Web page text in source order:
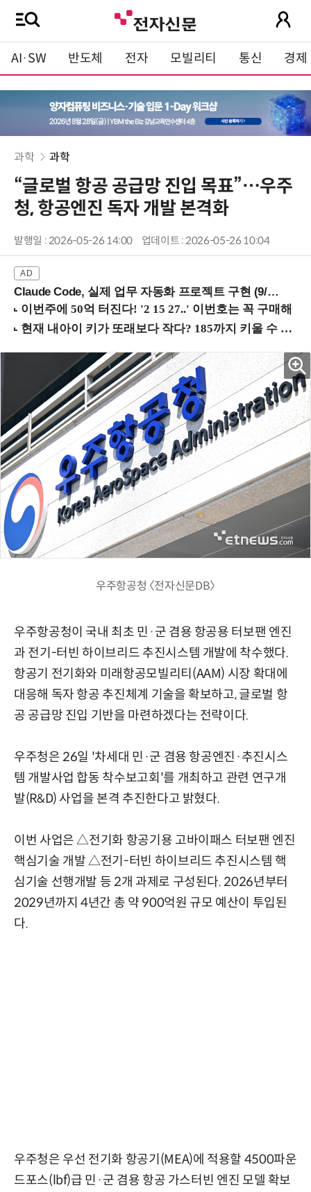
AI·SW 반도체 전자 모빌리티 통신 경제
과학 과학
“글로벌 항공 공급망 진입 목표”…우주
청, 항공엔진 독자 개발 본격화
발행일 : 2026-05-26 14:00 업데이트 : 2026-05-26 10:04
Claude Code, 실제 업무 자동화 프로젝트 구현 (9/16 ~17 강남역)
우주항공청 〈전자신문DB〉
우주항공청이 국내 최초 민·군 겸용 항공용 터보팬 엔진
과 전기-터빈 하이브리드 추진시스템 개발에 착수했다.
항공기 전기화와 미래항공모빌리티(AAM) 시장 확대에
대응해 독자 항공 추진체계 기술을 확보하고, 글로벌 항
공 공급망 진입 기반을 마련하겠다는 전략이다.
우주청은 26일 '차세대 민·군 겸용 항공엔진·추진시스
템 개발사업 합동 착수보고회'를 개최하고 관련 연구개
발(R&D) 사업을 본격 추진한다고 밝혔다.
이번 사업은 △전기화 항공기용 고바이패스 터보팬 엔진
핵심기술 개발 △전기-터빈 하이브리드 추진시스템 핵
심기술 선행개발 등 2개 과제로 구성된다. 2026년부터
2029년까지 4년간 총 약 900억원 규모 예산이 투입된
다.
우주청은 우선 전기화 항공기(MEA)에 적용할 4500파운
드포스(lbf)급 민·군 겸용 항공 가스터빈 엔진 모델 확보